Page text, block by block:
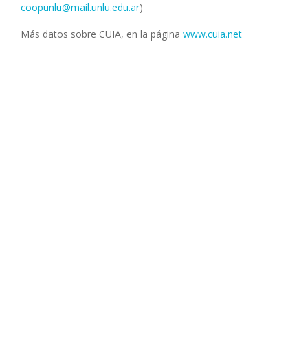
coopunlu@mail.unlu.edu.ar)
Más datos sobre CUIA, en la página www.cuia.net